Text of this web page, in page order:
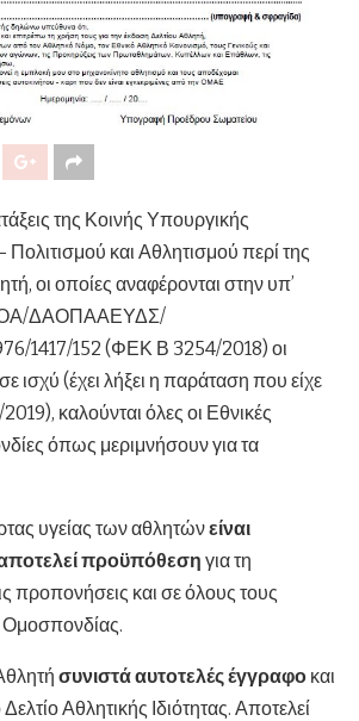
της Κοινής Υπουργικής
και Αθλητισμού περί της
οι οποίες αναφέρονται στην υπ’
ΔΑΟΠΑΑΕΥΔΣ/
1417/152 (ΦΕΚ Β 3254/2018) οι
ισχύ (έχει λήξει η παράταση που είχε
2019), καλούνται όλες οι Εθνικές
όπως μεριμνήσουν για τα
υγείας των αθλητώνείναι
προϋπόθεση για τη
προπονήσεις και σε όλους τους
Ομοσπονδίας.
συνιστά αυτοτελές έγγραφο και
Αθλητικής Ιδιότητας. Αποτελεί